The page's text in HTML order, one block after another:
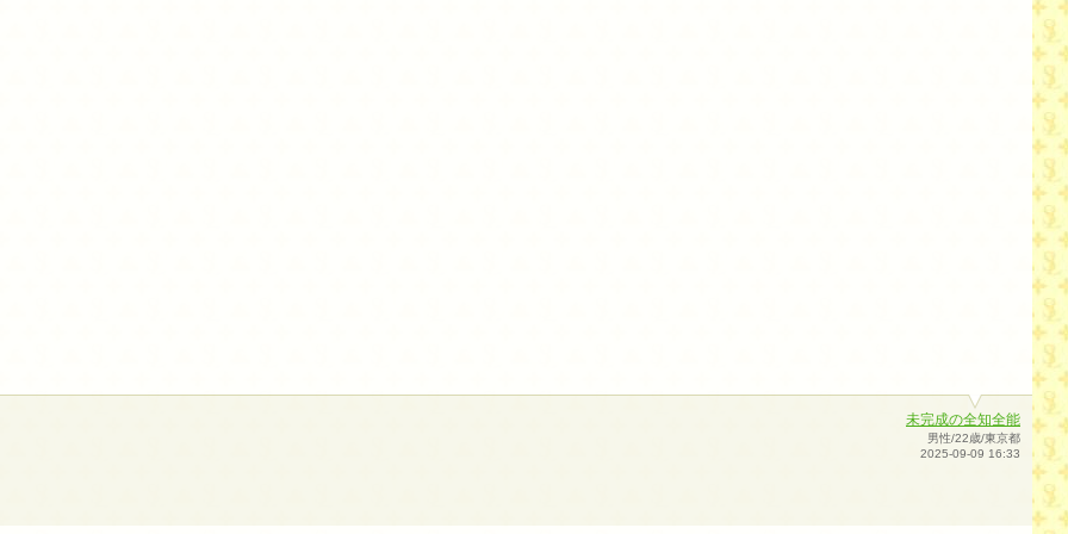
未完成の全知全能
男性/22歳/東京都
2025-09-09 16:33